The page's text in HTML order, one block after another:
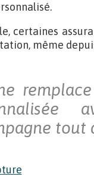
certaines
même
tout